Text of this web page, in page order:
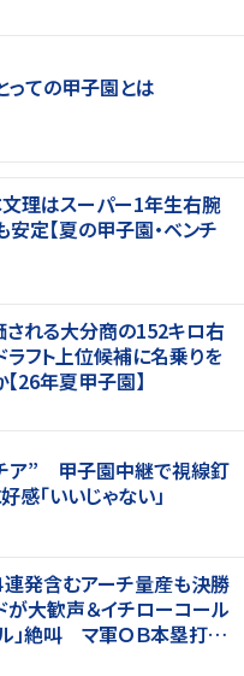
っての甲子園とは
理はスーパー1年生右腕
定【夏の甲子園・ベンチ
れる大分商の152キロ右
フト上位候補に名乗りを
26年夏甲子園】
チア” 甲子園中継で視線釘
「いいじゃない」
連発含むアーチ量産も決勝
大歓声＆イチローコール
ル」絶叫 マ軍ＯＢ本塁打競